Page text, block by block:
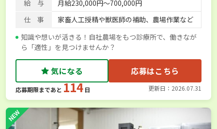
給 与
月給230,000円～700,000円
仕 事
家畜人工授精や獣医師の補助、農場作業など
知識や想いが活きる！自社農場をもつ診療所で、働きなが
ら「適性」を見つけませんか？
気になる 応募はこちら
応募期限まであと 114 日 更新日：2026.07.31
NEW